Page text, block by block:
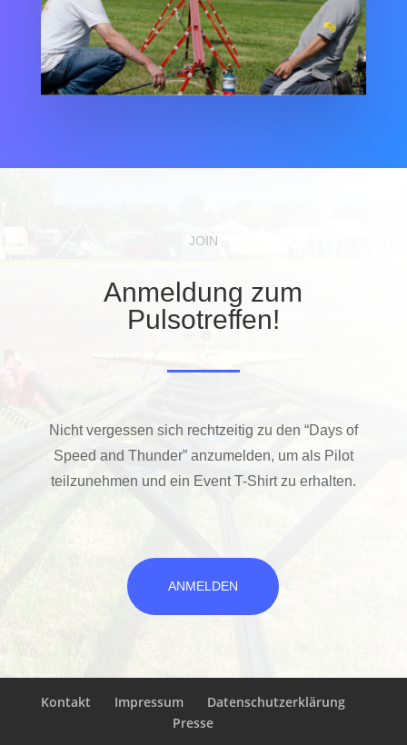
JOIN
Anmeldung zum
Pulsotreffen!
Nicht vergessen sich rechtzeitig zu den “Days of
Speed and Thunder” anzumelden, um als Pilot
teilzunehmen und ein Event T-Shirt zu erhalten.
ANMELDEN
Kontakt Impressum
Datenschutzerklärung
Presse